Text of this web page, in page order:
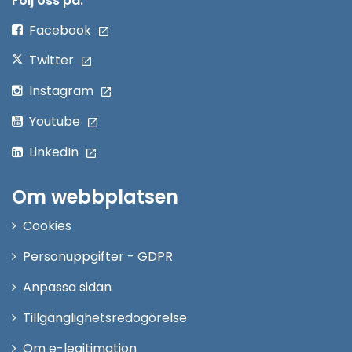
Facebook
Twitter
Instagram
Youtube
LinkedIn
Om webbplatsen
Cookies
Personuppgifter - GDPR
Anpassa sidan
Tillgänglighetsredogörelse